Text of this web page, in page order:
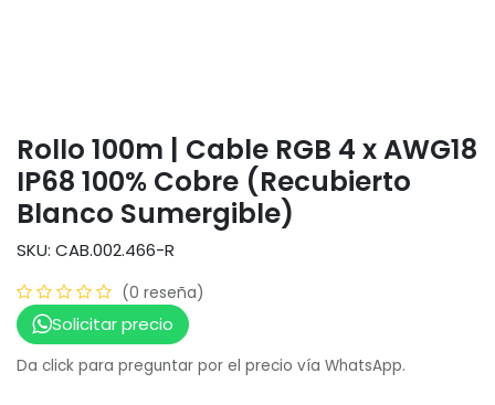
Rollo 100m | Cable RGB 4 x AWG18
IP68 100% Cobre (Recubierto
Blanco Sumergible)
SKU: CAB.002.466-R
(0 reseña)
Solicitar precio
Da click para preguntar por el precio vía WhatsApp.